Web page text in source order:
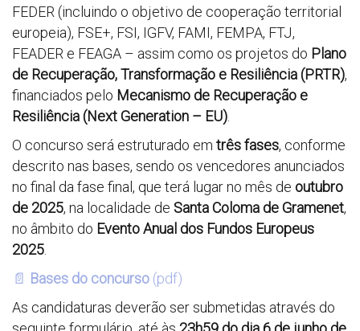
FEDER (incluindo o objetivo de cooperação territorial
europeia), FSE+, FSI, IGFV, FAMI, FEMPA, FTJ,
FEADER e FEAGA – assim como os projetos do Plano
de Recuperação, Transformação e Resiliência (PRTR),
financiados pelo Mecanismo de Recuperação e
Resiliência (Next Generation – EU)
O concurso será estruturado em três fases, conforme
descrito nas bases, sendo os vencedores anunciados
no final da fase final, que terá lugar no mês de outubro
de 2025, na localidade de Santa Coloma de Gramenet,
no âmbito do Evento Anual dos Fundos Europeus
2025
📄 Bases do concurso (pdf)
As candidaturas deverão ser submetidas através do